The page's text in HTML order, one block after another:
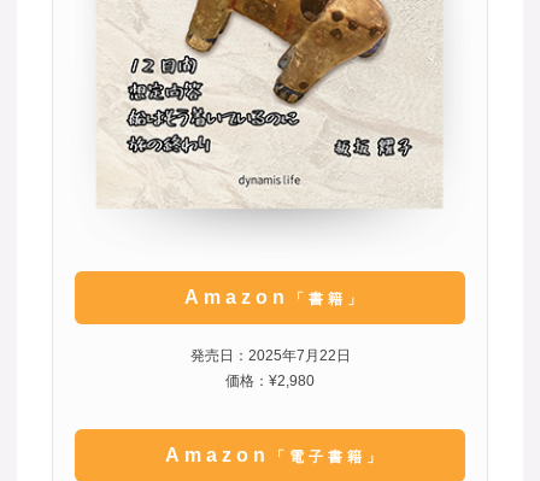
Amazon 「書籍」
発売日：2025年7月22日
価格：¥2,980
Amazon 「電子書籍」